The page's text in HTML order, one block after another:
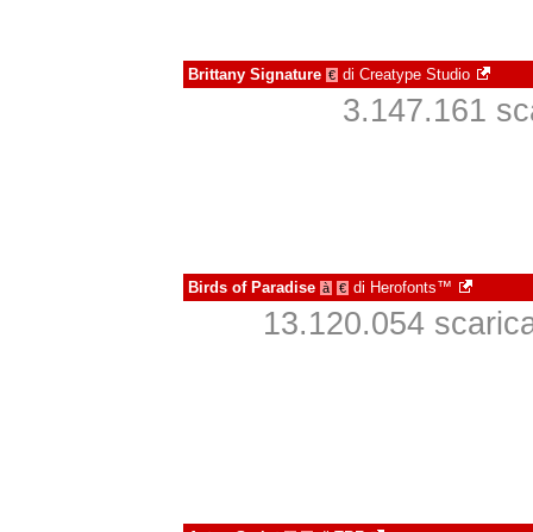
Brittany Signature € di Creatype Studio
3.147.161
Birds of Paradise à € di Herofonts™
13.120.054